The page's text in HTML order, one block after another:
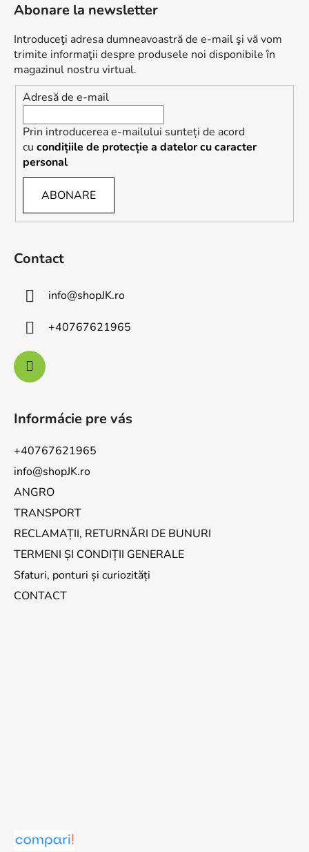
Abonare la newsletter
Introduceţi adresa dumneavoastră de e-mail şi vă vom
trimite informaţii despre produsele noi disponibile în
magazinul nostru virtual.
Adresă de e-mail
Prin introducerea e-mailului sunteți de acord
cu condițiile de protecție a datelor cu caracter
personal
ABONARE
Contact
info@shopJK.ro
+40767621965
Informácie pre vás
+40767621965
info@shopJK.ro
ANGRO
TRANSPORT
RECLAMAȚII, RETURNĂRI DE BUNURI
TERMENI ȘI CONDIȚII GENERALE
Sfaturi, ponturi și curiozități
CONTACT